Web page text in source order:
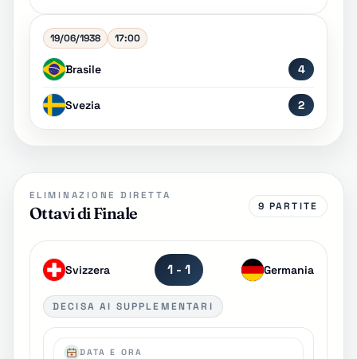
19/06/1938 17:00
Brasile 4
Svezia 2
ELIMINAZIONE DIRETTA
Ottavi di Finale 9 PARTITE
Svizzera 1 - 1 Germania
DECISA AI SUPPLEMENTARI
DATA E ORA